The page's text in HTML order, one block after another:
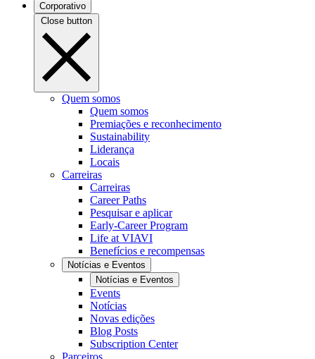
Corporativo
Close button
Quem somos
Quem somos
Premiações e reconhecimento
Sustainability
Liderança
Locais
Carreiras
Carreiras
Career Paths
Pesquisar e aplicar
Early-Career Program
Life at VIAVI
Benefícios e recompensas
Notícias e Eventos
Notícias e Eventos
Events
Notícias
Novas edições
Blog Posts
Subscription Center